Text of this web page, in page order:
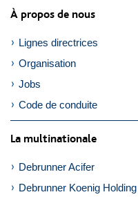
À propos de nous
Lignes directrices
Organisation
Jobs
Code de conduite
La multinationale
Debrunner Acifer
Debrunner Koenig Holding